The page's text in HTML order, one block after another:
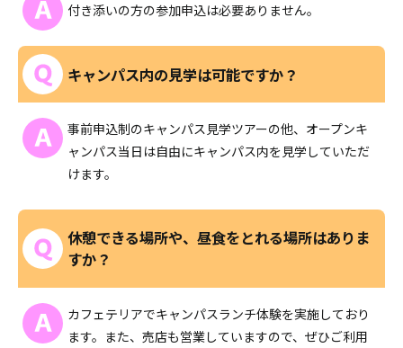
付き添いの方の参加申込は必要ありません。
キャンパス内の見学は可能ですか？
事前申込制のキャンパス見学ツアーの他、オープンキ
ャンパス当日は自由にキャンパス内を見学していただ
けます。
休憩できる場所や、昼食をとれる場所はありま
すか？
カフェテリアでキャンパスランチ体験を実施しており
ます。また、売店も営業していますので、ぜひご利用